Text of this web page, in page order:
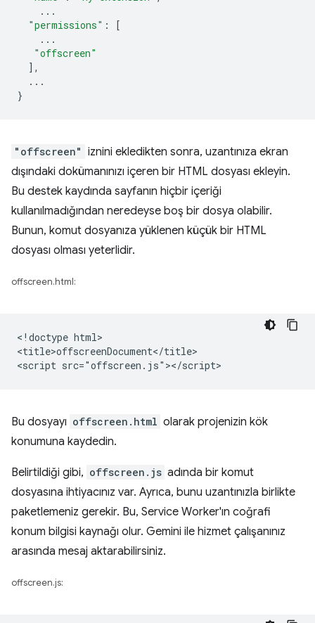
...
"permissions" :
[
...
"offscreen"
],
...
}
"offscreen" iznini ekledikten sonra, uzantınıza ekran
dışındaki dokümanınızı içeren bir HTML dosyası ekleyin.
Bu destek kaydında sayfanın hiçbir içeriği
kullanılmadığından neredeyse boş bir dosya olabilir.
Bunun, komut dosyanıza yüklenen küçük bir HTML
dosyası olması yeterlidir.
offscreen.html:
<!doctype html>
<title>offscreenDocument</title>
Bu dosyayı offscreen.html olarak projenizin kök
konumuna kaydedin.
Belirtildiği gibi, offscreen.js adında bir komut
dosyasına ihtiyacınız var. Ayrıca, bunu uzantınızla birlikte
paketlemeniz gerekir. Bu, Service Worker'ın coğrafi
konum bilgisi kaynağı olur. Gemini ile hizmet çalışanınız
arasında mesaj aktarabilirsiniz.
offscreen.js: